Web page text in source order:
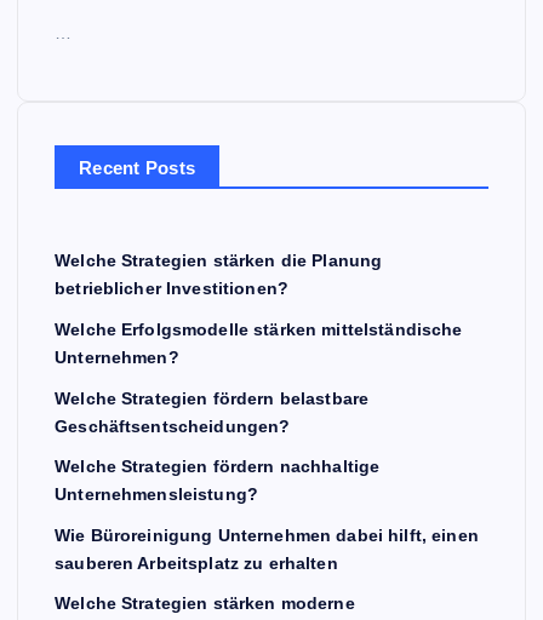
…
Recent Posts
Welche Strategien stärken die Planung
betrieblicher Investitionen?
Welche Erfolgsmodelle stärken mittelständische
Unternehmen?
Welche Strategien fördern belastbare
Geschäftsentscheidungen?
Welche Strategien fördern nachhaltige
Unternehmensleistung?
Wie Büroreinigung Unternehmen dabei hilft, einen
sauberen Arbeitsplatz zu erhalten
Welche Strategien stärken moderne